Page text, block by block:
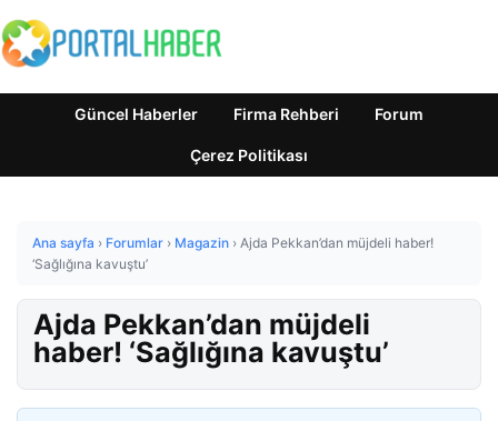
Güncel Haberler Firma Rehberi Forum
Çerez Politikası
Ana sayfa › Forumlar › Magazin › Ajda Pekkan’dan müjdeli haber!
‘Sağlığına kavuştu’
Ajda Pekkan’dan müjdeli
haber! ‘Sağlığına kavuştu’